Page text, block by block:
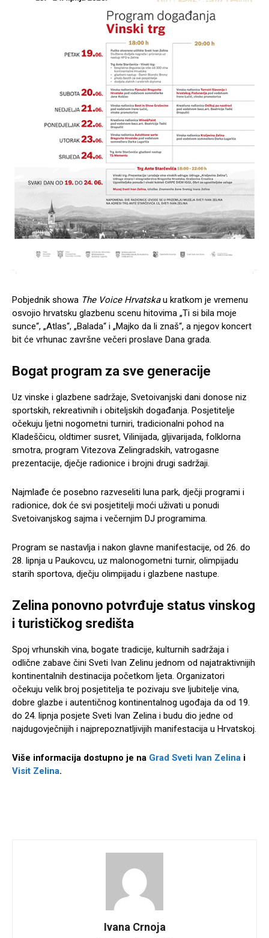
Pobjednik showa The Voice Hrvatskau kratkom je vremenu
osvojio hrvatsku glazbenu scenu hitovima „Ti si bila moje
sunce“, „Atlas“, „Balada“ i „Majko da li znaš“, a njegov koncert
bit će vrhunac završne večeri proslave Dana grada.
Bogat program za sve generacije
Uz vinske i glazbene sadržaje, Svetoivanjski dani donose niz
sportskih, rekreativnih i obiteljskih događanja. Posjetitelje
očekuju ljetni nogometni turniri, tradicionalni pohod na
Kladeščicu, oldtimer susret, Vilinijada, gljivarijada, folklorna
smotra, program Vitezova Zelingradskih, vatrogasne
prezentacije, dječje radionice i brojni drugi sadržaji.
Najmlađe će posebno razveseliti luna park, dječji programi i
radionice, dok će svi posjetitelji moći uživati u ponudi
Svetoivanjskog sajma i večernjim DJ programima.
Program se nastavlja i nakon glavne manifestacije, od 26. do
28. lipnja u Paukovcu, uz malonogometni turnir, olimpijadu
starih sportova, dječju olimpijadu i glazbene nastupe.
Zelina ponovno potvrđuje status vinskog
i turističkog središta
Spoj vrhunskih vina, bogate tradicije, kulturnih sadržaja i
odlične zabave čini Sveti Ivan Zelinu jednom od najatraktivnijih
kontinentalnih destinacija početkom ljeta. Organizatori
očekuju velik broj posjetitelja te pozivaju sve ljubitelje vina,
dobre glazbe i autentičnog kontinentalnog ugođaja da od 19.
do 24. lipnja posjete Sveti Ivan Zelina i budu dio jedne od
najdugovječnijih i najprepoznatljivijih manifestacija u Hrvatskoj.
Više informacija dostupno je na Grad Sveti Ivan Zelina i
Visit Zelina.
Ivana Crnoja